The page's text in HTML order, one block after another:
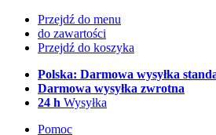
Przejdź do menu
do zawartości
Przejdź do koszyka
Polska: Darmowa wysyłka
Darmowa wysyłka zwrotna
24 h Wysyłka
Pomoc